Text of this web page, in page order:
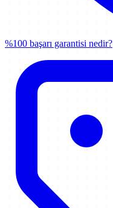
%100 başarı garantisi nedir?